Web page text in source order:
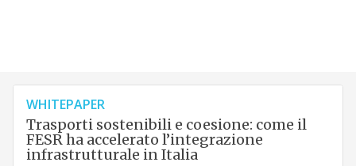
WHITEPAPER
Trasporti sostenibili e coesione: come il
FESR ha accelerato l’integrazione
infrastrutturale in Italia